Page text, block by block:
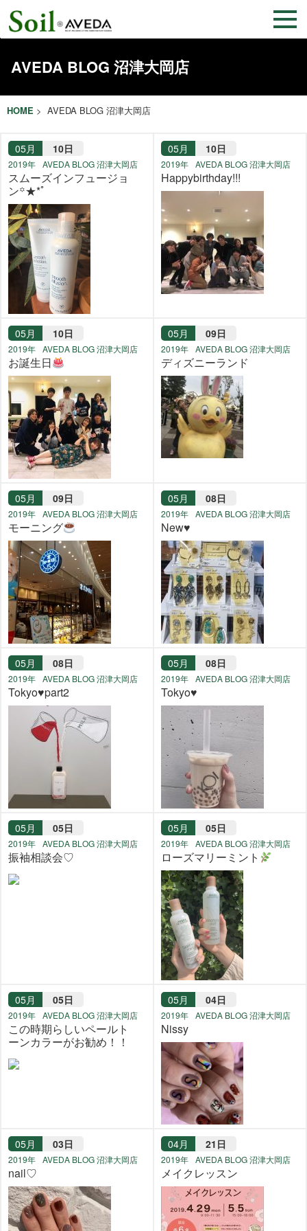
AVEDA BLOG 沼津大岡店
HOME > AVEDA BLOG 沼津大岡店
05月 10日
2019年 AVEDA BLOG 沼津大岡店
スムーズインフュージョ
ン꙳★*ﾟ
05月 10日
2019年 AVEDA BLOG 沼津大岡店
Happybirthday!!!
05月 10日
2019年 AVEDA BLOG 沼津大岡店
お誕生日
05月 09日
2019年 AVEDA BLOG 沼津大岡店
ディズニーランド
05月 09日
2019年 AVEDA BLOG 沼津大岡店
モーニング
05月 08日
2019年 AVEDA BLOG 沼津大岡店
Νew♥
05月 08日
2019年 AVEDA BLOG 沼津大岡店
Tokyo♥part2
05月 08日
2019年 AVEDA BLOG 沼津大岡店
Tokyo♥
05月 05日
2019年 AVEDA BLOG 沼津大岡店
振袖相談会♡
05月 05日
2019年 AVEDA BLOG 沼津大岡店
ローズマリーミント
05月 05日
2019年 AVEDA BLOG 沼津大岡店
この時期らしいペールト
ーンカラーがお勧め！！
05月 04日
2019年 AVEDA BLOG 沼津大岡店
Nissy
05月 03日
2019年 AVEDA BLOG 沼津大岡店
nail♡
04月 21日
2019年 AVEDA BLOG 沼津大岡店
メイクレッスン